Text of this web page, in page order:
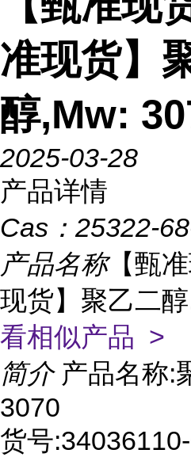
准现货】
醇,Mw:
2025-03-28
产品详情
Cas： 25322-
产品名称【甄
现货】聚乙二
看相似产品 >
简介 产品名称:
3070
货号